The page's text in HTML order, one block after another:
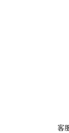
客